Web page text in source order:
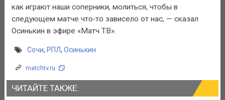
как играют наши соперники, молиться, чтобы в
следующем матче что‑то зависело от нас, — сказал
Осинькин в эфире «Матч ТВ».
Сочи, РПЛ, Осинькин
matchtv.ru
ЧИТАЙТЕ ТАКЖЕ: